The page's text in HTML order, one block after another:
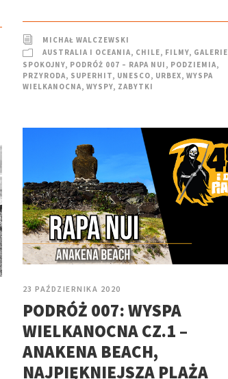
MICHAŁ WALCZEWSKI
AUSTRALIA I OCEANIA, CHILE, FILMY, GALERIE
SPOKOJNY, PODRÓŻ 007 – RAPA NUI , PODZIEMIA,
PRZYRODA, SUPERHIT, UNESCO, URBEX, WYSPA
WIELKANOCNA, WYSPY, ZABYTKI
23 PAŹDZIERNIKA 2020
PODRÓŻ 007: WYSPA
WIELKANOCNA CZ.1 –
ANAKENA BEACH,
NAJPIĘKNIEJSZA PLAŻA